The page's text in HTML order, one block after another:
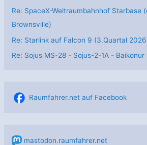
Re: SpaceX-Weltraumbahnhof Starbase
Brownsville)
Re: Starlink auf Falcon 9 (3.Quartal
Re: Sojus MS-28 - Sojus-2-1А - Baikonur
Raumfahrer.net auf Facebook
mastodon.raumfahrer.net